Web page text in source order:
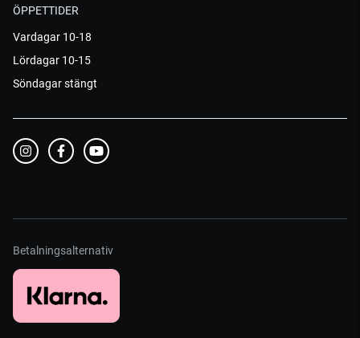
ÖPPETTIDER
Vardagar 10-18
Lördagar 10-15
Söndagar stängt
Betalningsalternativ